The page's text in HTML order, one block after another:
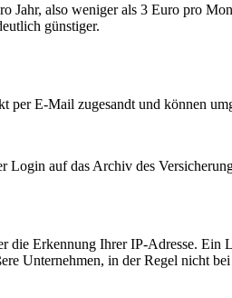
Jahr, also weniger als 3 Euro pro
günstiger.
per E-Mail zugesandt und können
auf das Archiv des
Erkennung Ihrer IP-Adresse.
Unternehmen, in der Regel nicht